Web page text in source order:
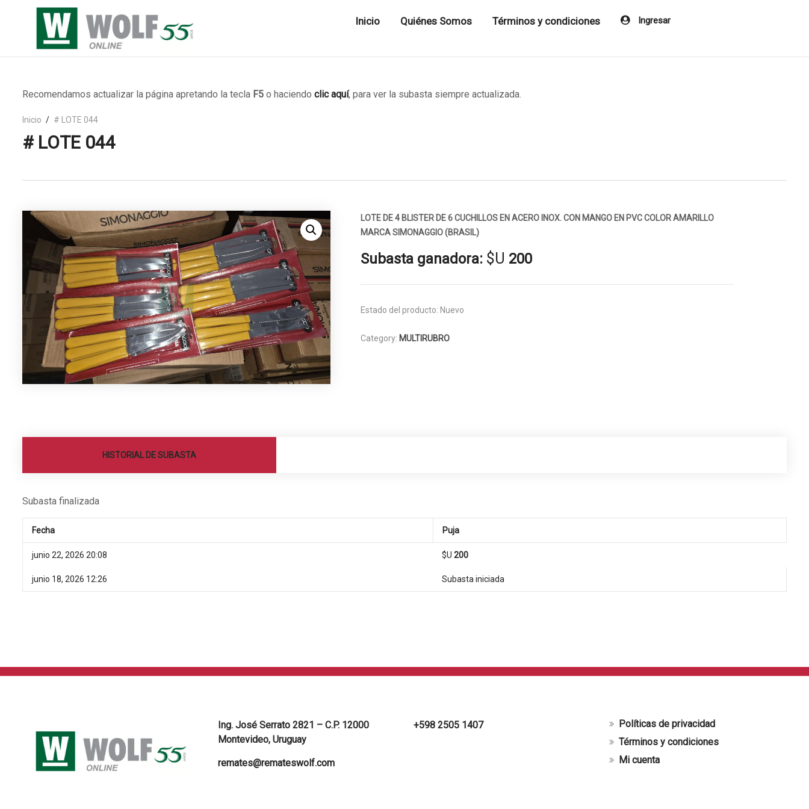
Inicio Quiénes Somos Términos y condiciones Ingresar
Recomendamos actualizar la página apretando la tecla F5 o haciendo clic aquí, para ver la subasta siempre actualizada.
Inicio # LOTE 044
# LOTE 044
LOTE DE 4 BLISTER DE 6 CUCHILLOS EN ACERO INOX. CON MANGO EN PVC COLOR AMARILLO
MARCA SIMONAGGIO (BRASIL)
Subasta ganadora:$U 200
Estado del producto: Nuevo
Category: MULTIRUBRO
HISTORIAL DE SUBASTA
Subasta finalizada
Fecha Puja
junio 22, 2026 20:08 $U 200
junio 18, 2026 12:26 Subasta iniciada
Ing. José Serrato 2821 – C.P. 12000
Montevideo, Uruguay
remates@remateswolf.com
+598 2505 1407
Políticas de privacidad
Términos y condiciones
Mi cuenta